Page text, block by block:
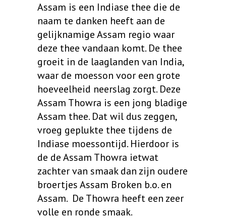
tot
€ 16,05
Assam is een Indiase thee die de
naam te danken heeft aan de
gelijknamige Assam regio waar
deze thee vandaan komt. De thee
groeit in de laaglanden van India,
waar de moesson voor een grote
hoeveelheid neerslag zorgt. Deze
Assam Thowra is een jong bladige
Assam thee. Dat wil dus zeggen,
vroeg geplukte thee tijdens de
Indiase moessontijd. Hierdoor is
de de Assam Thowra ietwat
zachter van smaak dan zijn oudere
broertjes Assam Broken b.o. en
Assam. De Thowra heeft een zeer
volle en ronde smaak.